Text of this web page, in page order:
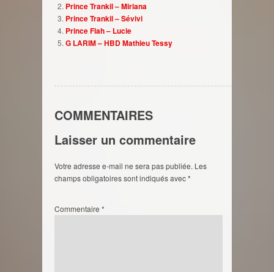
Prince Trankil – Miriana
Prince Trankil – Sévivi
Prince Flah – Lucie
G LARIM – HBD Mathieu Tessy
COMMENTAIRES
Laisser un commentaire
Votre adresse e-mail ne sera pas publiée. Les
champs obligatoires sont indiqués avec*
Commentaire *